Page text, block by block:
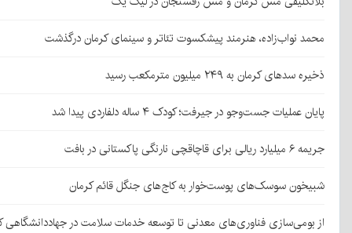
محمد نواب‌زاده، هنرمند پیشکسوت تئاتر و سینمای کرمان درگذشت
ذخیره سدهای کرمان به ۲۴۹ میلیون مترمکعب رسید
پایان عملیات جست‌وجو در جیرفت؛ کودک ۴ ساله دلفاردی پیدا شد
جریمه ۶ میلیارد ریالی برای قاچاقچی نارنگی پاکستانی در بافت
شبیخون سوسک‌های پوست‌خوار به کاج‌های جنگل قائم کرمان
از بومی‌سازی فناوری‌های معدنی تا توسعه خدمات سلامت در جهاددانشگاهی